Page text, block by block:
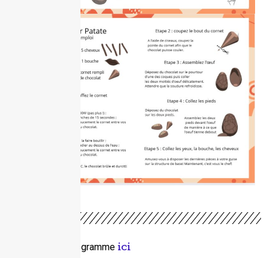
Télécharger le programme ici